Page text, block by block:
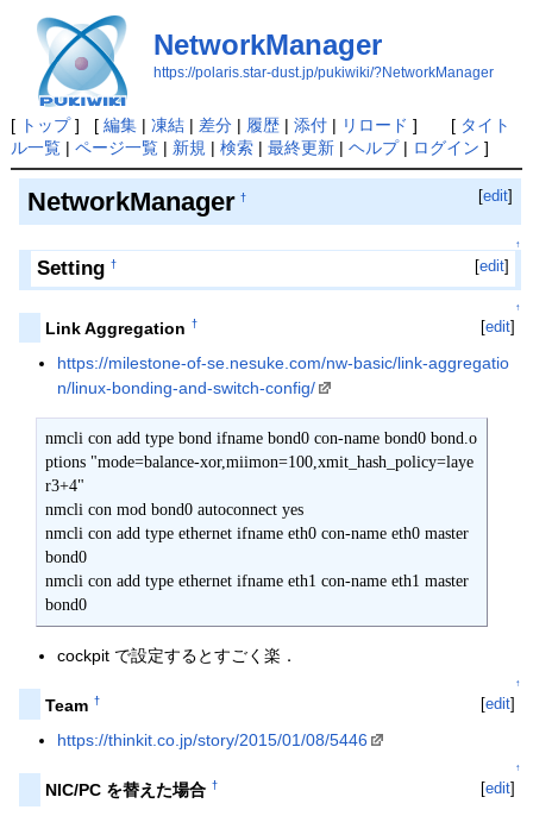
NetworkManager
https://polaris.star-dust.jp/pukiwiki/?NetworkManager
[ トップ] [ 編集| 凍結| 差分| 履歴| 添付| リロード ] [ タイト
ル一覧| ページ一覧| 新規 | 検索| 最終更新| ヘルプ| ログイン ]
NetworkManager † [edit]
↑
Setting † [edit]
↑
Link Aggregation † [edit]
https://milestone-of-se.nesuke.com/nw-basic/link-aggregatio
n/linux-bonding-and-switch-config/
nmcli con add type bond ifname bond0 con-name bond0 bond.o
ptions "mode=balance-xor,miimon=100,xmit_hash_policy=laye
r3+4"
nmcli con mod bond0 autoconnect yes
nmcli con add type ethernet ifname eth0 con-name eth0 master
bond0
nmcli con add type ethernet ifname eth1 con-name eth1 master
bond0
cockpit で設定するとすごく楽．
↑
Team † [edit]
https://thinkit.co.jp/story/2015/01/08/5446
↑
NIC/PC を替えた場合 † [edit]